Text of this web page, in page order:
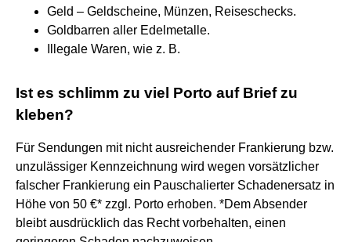
Geld – Geldscheine, Münzen, Reiseschecks.
Goldbarren aller Edelmetalle.
Illegale Waren, wie z. B.
Ist es schlimm zu viel Porto auf Brief zu
kleben?
Für Sendungen mit nicht ausreichender Frankierung bzw.
unzulässiger Kennzeichnung wird wegen vorsätzlicher
falscher Frankierung ein Pauschalierter Schadenersatz in
Höhe von 50 €* zzgl. Porto erhoben. *Dem Absender
bleibt ausdrücklich das Recht vorbehalten, einen